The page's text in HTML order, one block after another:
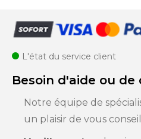
L'état du service client
Besoin d'aide ou de
Notre équipe de
un plaisir de vous